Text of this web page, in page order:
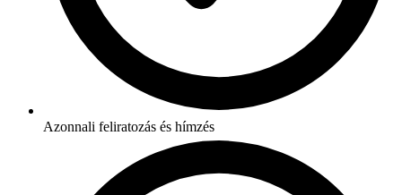
Azonnali feliratozás és hímzés